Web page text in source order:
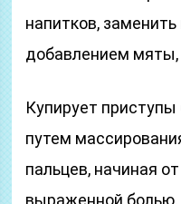
напитков, заменить
добавлением
Купирует
путем
пальцев, начиная
выраженной болью,